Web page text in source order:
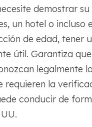
demostrar
un hotel o incluso
de edad, tener
útil. Garantiza
legalmente
la
conducir de